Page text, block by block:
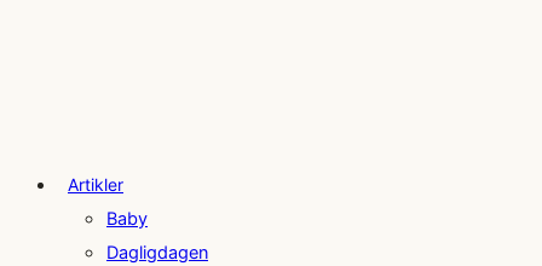
Artikler
Baby
Dagligdagen